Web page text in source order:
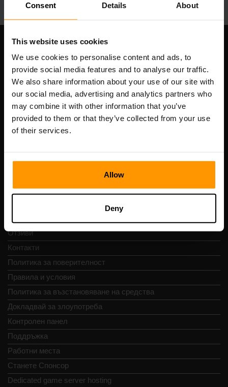
Consent Details About
This website uses cookies
We use cookies to personalise content and ads, to
provide social media features and to analyse our traffic.
We also share information about your use of our site with
our social media, advertising and analytics partners who
may combine it with other information that you’ve
provided to them or that they’ve collected from your use
of their services.
Allow
Deny
Scalable Hosting Solutions OÜ
Регистрационен код: 14652605
ДДС номер: EE102133820
Адрес: Harju maakond, Tallinn, Kesklinna linnaosa,
Отзиви
Контакти
Политика за поверителност
Правила и условия
Политика за възстановяване на средства
Докладвай за злоупотреба
Контролен панел
Поддръжка
Работни места
Станете Спонсор
Dedicated game server hosting